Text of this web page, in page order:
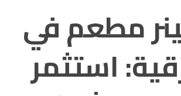
مطعم في
استثمر